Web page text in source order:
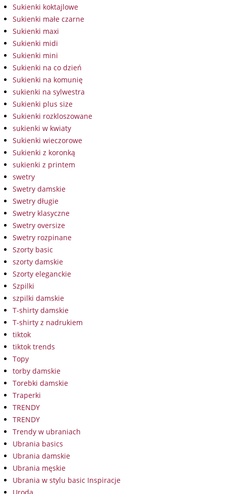
Sukienki koktajlowe
Sukienki małe czarne
Sukienki maxi
Sukienki midi
Sukienki mini
Sukienki na co dzień
Sukienki na komunię
sukienki na sylwestra
Sukienki plus size
Sukienki rozkloszowane
sukienki w kwiaty
Sukienki wieczorowe
Sukienki z koronką
sukienki z printem
swetry
Swetry damskie
Swetry długie
Swetry klasyczne
Swetry oversize
Swetry rozpinane
Szorty basic
szorty damskie
Szorty eleganckie
Szpilki
szpilki damskie
T-shirty damskie
T-shirty z nadrukiem
tiktok
tiktok trends
Topy
torby damskie
Torebki damskie
Traperki
TRENDY
TRENDY
Trendy w ubraniach
Ubrania basics
Ubrania damskie
Ubrania męskie
Ubrania w stylu basic Inspiracje